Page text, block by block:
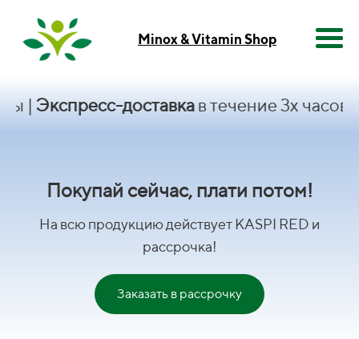
Minox & Vitamin Shop
доставкав течение 3х часов|
Покупай сейчас, плати потом!
На всю продукцию действует KASPI RED и
рассрочка!
Заказать в рассрочку